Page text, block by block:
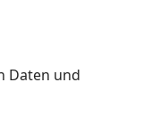
Daten und